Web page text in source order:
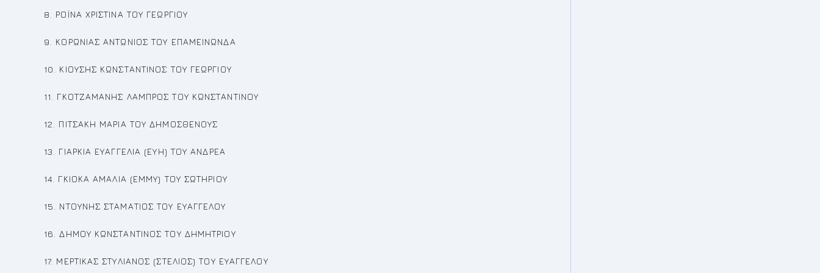
8. ΡΟΪΝΑ ΧΡΙΣΤΙΝΑ ΤΟΥ ΓΕΩΡΓΙΟΥ
9. ΚΟΡΩΝΙΑΣ ΑΝΤΩΝΙΟΣ ΤΟΥ ΕΠΑΜΕΙΝΩΝΔΑ
10. ΚΙΟΥΣΗΣ ΚΩΝΣΤΑΝΤΙΝΟΣ ΤΟΥ ΓΕΩΡΓΙΟΥ
11. ΓΚΟΤΖΑΜΑΝΗΣ ΛΑΜΠΡΟΣ ΤΟΥ ΚΩΝΣΤΑΝΤΙΝΟΥ
12. ΠΙΤΣΑΚΗ ΜΑΡΙΑ ΤΟΥ ΔΗΜΟΣΘΕΝΟΥΣ
13. ΓΙΑΡΚΙΑ ΕΥΑΓΓΕΛΙΑ (ΕΥΗ) ΤΟΥ ΑΝΔΡΕΑ
14. ΓΚΙΟΚΑ ΑΜΑΛΙΑ (ΕΜΜΥ) ΤΟΥ ΣΩΤΗΡΙΟΥ
15. ΝΤΟΥΝΗΣ ΣΤΑΜΑΤΙΟΣ ΤΟΥ ΕΥΑΓΓΕΛΟΥ
16. ΔΗΜΟΥ ΚΩΝΣΤΑΝΤΙΝΟΣ ΤΟΥ ΔΗΜΗΤΡΙΟΥ
17. ΜΕΡΤΙΚΑΣ ΣΤΥΛΙΑΝΟΣ (ΣΤΕΛΙΟΣ) ΤΟΥ ΕΥΑΓΓΕΛΟΥ